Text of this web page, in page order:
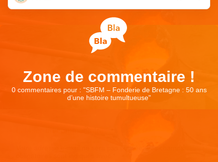
Zone de commentaire !
0 commentaires pour : "SBFM – Fonderie de Bretagne : 50 ans
d’une histoire tumultueuse"